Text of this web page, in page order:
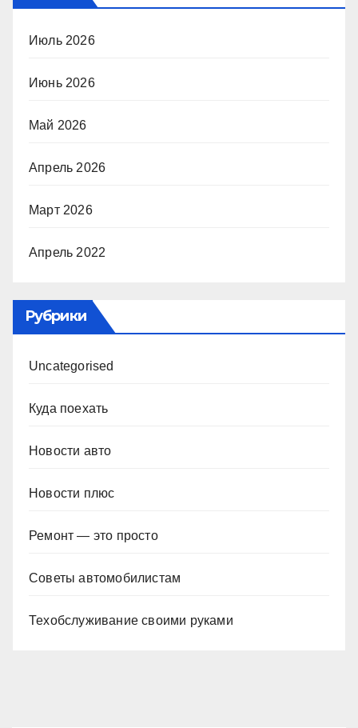
Июль 2026
Июнь 2026
Май 2026
Апрель 2026
Март 2026
Апрель 2022
Рубрики
Uncategorised
Куда поехать
Новости авто
Новости плюс
Ремонт — это просто
Советы автомобилистам
Техобслуживание своими руками